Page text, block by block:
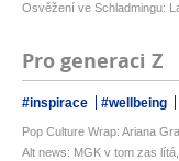
Osvěžení ve Schladmingu:
Pro generaci Z
#inspirace #wellbeing
Pop Culture Wrap: Ariana
Alt news: MGK v tom zas